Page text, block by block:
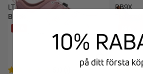
LT
Blush
RB9X
10%
på ditt första